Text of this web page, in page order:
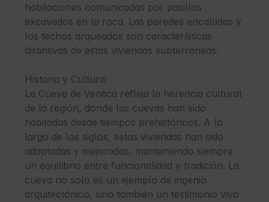
habitaciones comunicadas por pasillos
excavados en la roca. Las paredes encaladas y
los techos arqueados son características
distintivas de estas viviendas subterráneas.
Historia y Cultura:
La Cueva de Ventica refleja la herencia cultural
de la región, donde las cuevas han sido
habitadas desde tiempos prehistóricos. A lo
largo de los siglos, estas viviendas han sido
adaptadas y mejoradas, manteniendo siempre
un equilibrio entre funcionalidad y tradición. La
cueva no solo es un ejemplo de ingenio
arquitectónico, sino también un testimonio vivo